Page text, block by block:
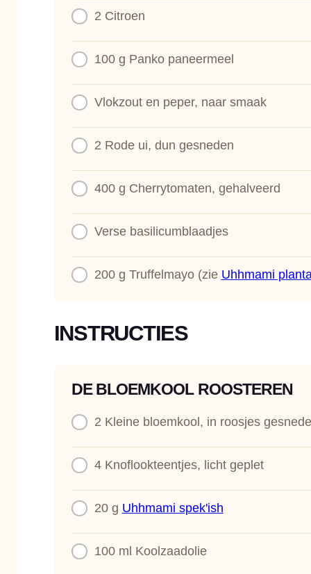
2 Citroen
100 g Panko paneermeel
Vlokzout en peper, naar smaak
2 Rode ui, dun gesneden
400 g Cherrytomaten, gehalveerd
Verse basilicumblaadjes
200 g Truffelmayo (zie Uhhmami
INSTRUCTIES
DE BLOEMKOOL ROOSTEREN
2 Kleine bloemkool, in roosjes
4 Knoflookteentjes, licht geplet
20 g Uhhmami spek'ish
100 ml Koolzaadolie